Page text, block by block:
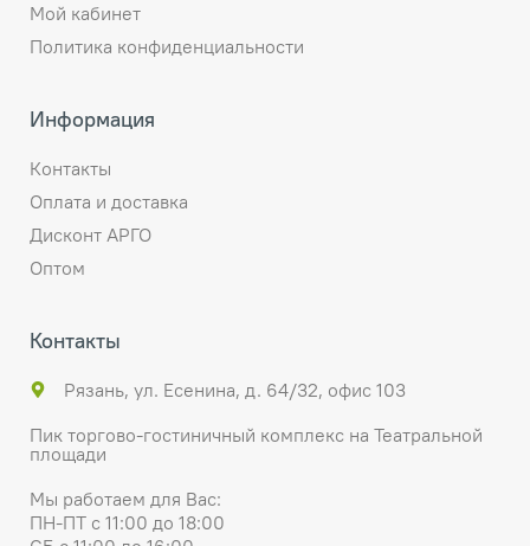
Мой кабинет
Политика конфиденциальности
Информация
Контакты
Оплата и доставка
Дисконт АРГО
Оптом
Контакты
Рязань, ул. Есенина, д. 64/32, офис 103
Пик торгово-гостиничный комплекс на Театральной
площади
Мы работаем для Вас:
ПН-ПТ с 11:00 до 18:00